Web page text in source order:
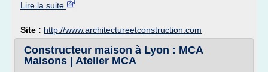
Lire la suite
Site : http://www.architectureetconstruction.com
Constructeur maison à Lyon : MCA
Maisons | Atelier MCA